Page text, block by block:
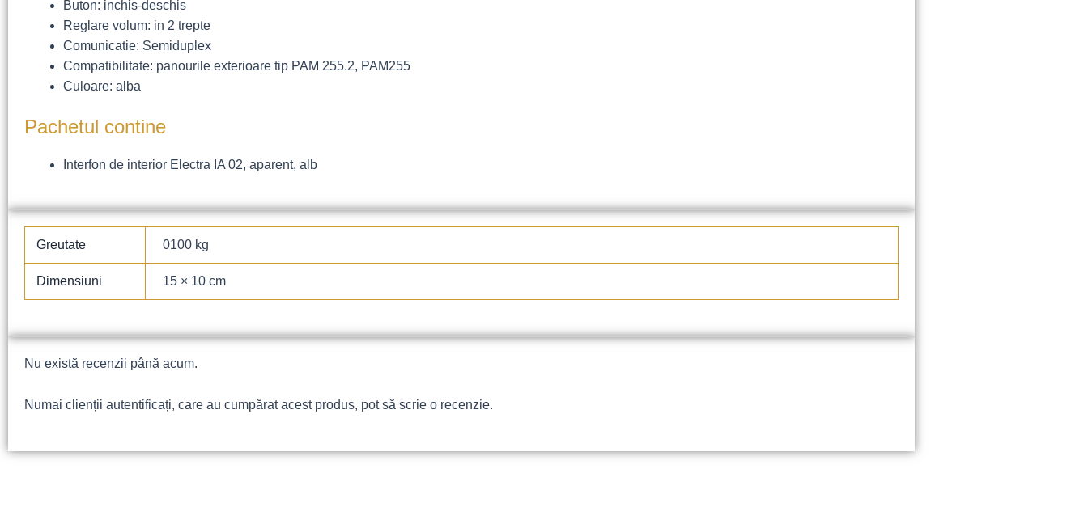
Buton: inchis-deschis
Reglare volum: in 2 trepte
Comunicatie: Semiduplex
Compatibilitate: panourile exterioare tip PAM 255.2, PAM255
Culoare: alba
Pachetul contine
Interfon de interior Electra IA 02, aparent, alb
Greutate 0100 kg
Dimensiuni 15 × 10 cm
Nu există recenzii până acum.
Numai clienții autentificați, care au cumpărat acest produs, pot să scrie o recenzie.